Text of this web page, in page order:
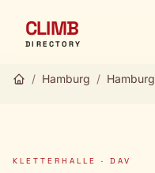
CLIMB
DIRECTORY
/ Hamburg / Hamburg
KLETTERHALLE · DAV